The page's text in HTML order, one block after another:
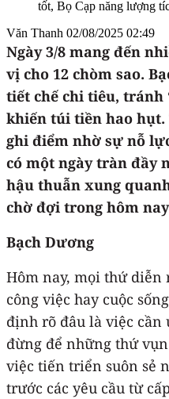
Văn Thanh 02/08/2025 02:49
Ngày 3/8 mang đến
vị cho 12 chòm sao.
tiết chế chi tiêu, tránh
khiến túi tiền hao hụt.
ghi điểm nhờ sự nỗ
có một ngày tràn đầy
hậu thuẫn xung
chờ đợi trong hôm
Bạch Dương
Hôm nay, mọi thứ diễn
công việc hay cuộc
định rõ đâu là việc
đừng để những thứ
việc tiến triển suôn sẻ
trước các yêu cầu từ